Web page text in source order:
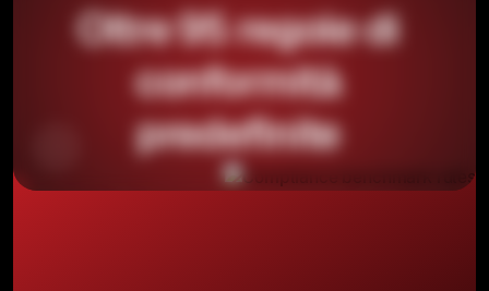
Oltre 95 regole di
conformità
predefinite